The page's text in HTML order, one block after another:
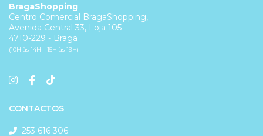
BragaShopping
Centro Comercial BragaShopping,
Avenida Central 33, Loja 105
4710-229 - Braga
(10H às 14H - 15H às 19H)
CONTACTOS
253 616 306